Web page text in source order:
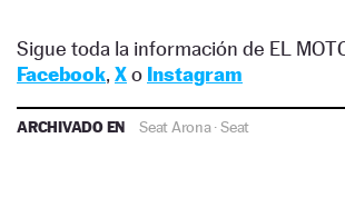
Sigue toda la información de EL
Facebook, Xo Instagram
ARCHIVADO EN Seat Arona·Seat